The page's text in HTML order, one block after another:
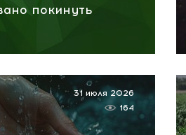
покинуть
31 июля 2026
164